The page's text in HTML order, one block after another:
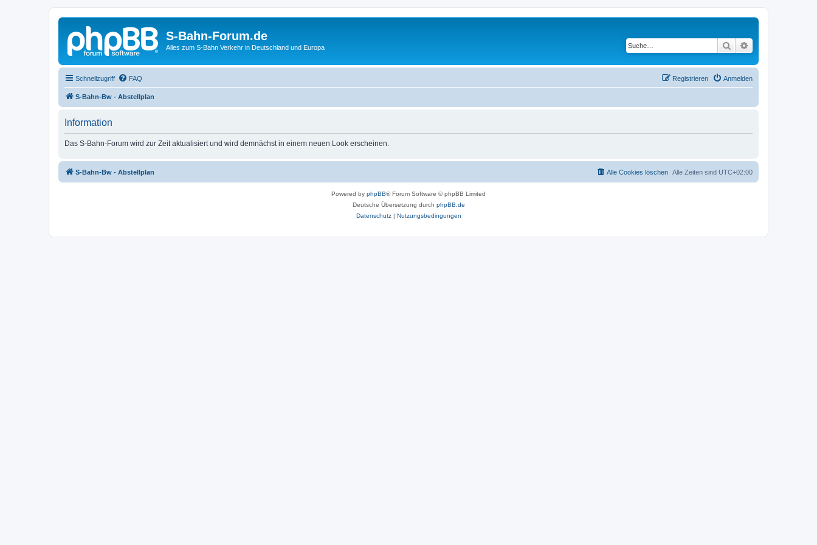
S-Bahn-Forum.de
Alles zum S-Bahn Verkehr in Deutschland und Europa Suche
Schnellzugriff FAQ Anmelden
Registrieren
S-Bahn-Bw - Abstellplan
Information
Das S-Bahn-Forum wird zur Zeit aktualisiert und wird demnächst in einem neuen Look erscheinen.
S-Bahn-Bw - Abstellplan Alle Zeiten sind UTC+02:00
Alle Cookies löschen
Powered by phpBB® Forum Software © phpBB Limited
Deutsche Übersetzung durch phpBB.de
Datenschutz| Nutzungsbedingungen